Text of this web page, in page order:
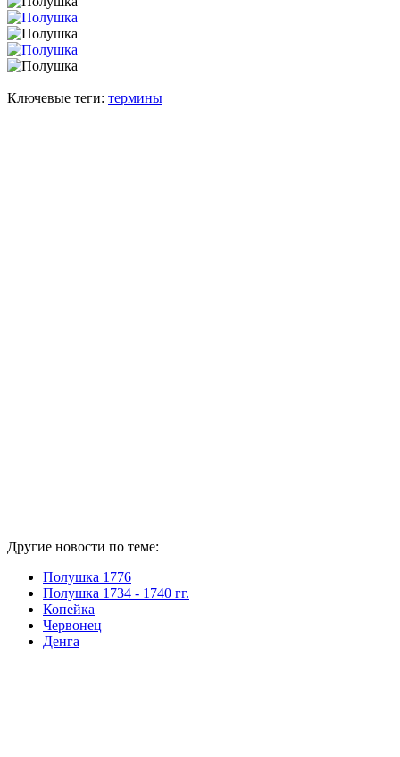
Ключевые теги: термины
Другие новости по теме:
Полушка 1776
Полушка 1734 - 1740 гг.
Копейка
Червонец
Денга